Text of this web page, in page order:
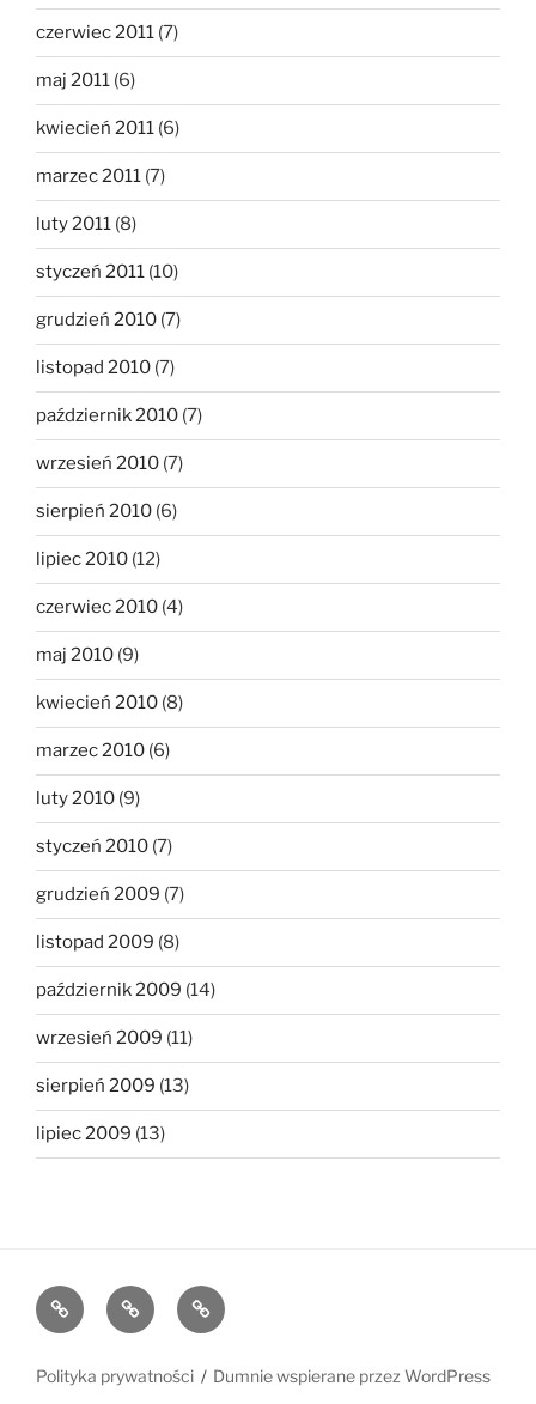
czerwiec 2011 (7)
maj 2011 (6)
kwiecień 2011 (6)
marzec 2011 (7)
luty 2011 (8)
styczeń 2011 (10)
grudzień 2010 (7)
listopad 2010 (7)
październik 2010 (7)
wrzesień 2010 (7)
sierpień 2010 (6)
lipiec 2010 (12)
czerwiec 2010 (4)
maj 2010 (9)
kwiecień 2010 (8)
marzec 2010 (6)
luty 2010 (9)
styczeń 2010 (7)
grudzień 2009 (7)
listopad 2009 (8)
październik 2009 (14)
wrzesień 2009 (11)
sierpień 2009 (13)
lipiec 2009 (13)
The
1MB
The
512KB
The
250kb
Polityka prywatności Dumnie wspierane przez WordPress